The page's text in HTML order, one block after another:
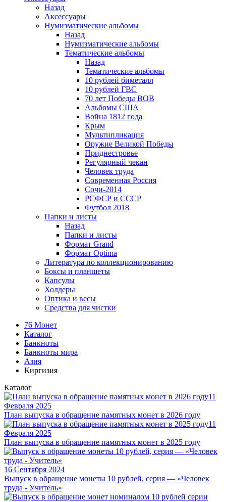
Назад
Аксессуары
Нумизматические альбомы
Назад
Нумизматические альбомы
Тематические альбомы
Назад
Тематические альбомы
10 рублей биметалл
10 рублей ГВС
70 лет Победы ВОВ
Альбомы США
Война 1812 года
Крым
Мультипликация
Оружие Великой Победы
Приднестровье
Регулярный чекан
Человек труда
Современная Россия
Сочи-2014
РСФСР и СССР
Футбол 2018
Папки и листы
Назад
Папки и листы
Формат Grand
Формат Optima
Литература по коллекционированию
Боксы и планшеты
Капсулы
Холдеры
Оптика и весы
Средства для чистки
76 Монет
Каталог
Банкноты
Банкноты мира
Азия
Киргизия
Каталог
11
Февраля 2025
План выпуска в обращение памятных монет в 2026 году
11
Февраля 2025
План выпуска в обращение памятных монет в 2025 году
16 Сентября 2024
Выпуск в обращение монеты 10 рублей, серия — «Человек
труда - Учитель»